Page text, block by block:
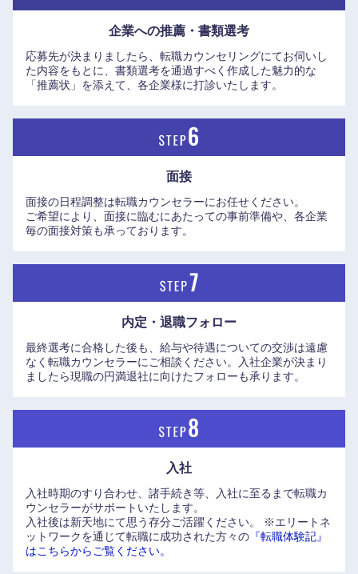
企業への推薦・書類選考
応募先が決まりましたら、転職カウンセリングにてお伺いし
た内容をもとに、書類選考を通過すべく作成した魅力的な
「推薦状」を添えて、各企業様に打診いたします。
面接
面接の日程調整は転職カウンセラーにお任せください。
ご希望により、面接に臨むにあたっての事前準備や、各企業
毎の面接対策も承っております。
内定・退職フォロー
最終選考に合格した後も、給与や待遇についての交渉は遠慮
なく転職カウンセラーにご相談ください。入社企業が決まり
ましたら現職の円満退社に向けたフォローも承ります。
入社
入社時期のすり合わせ、諸手続き等、入社に至るまで転職カ
ウンセラーがサポートいたします。
入社後は新天地にて思う存分ご活躍ください。
※エリートネ
ットワークを通じて転職に成功された方々の 『転職体験記』
はこちらからご覧ください。
近畿地方
滋賀県 京都府
奈良県 和歌山県